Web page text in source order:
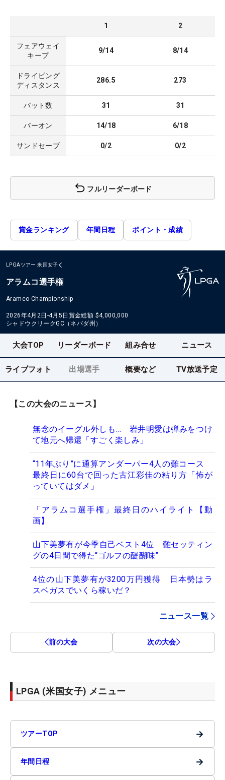
1 2
フェアウェイ
キープ
9/14 8/14
ドライビング
ディスタンス
286.5 273
パット数 31 31
パーオン 14/18 6/18
サンドセーブ 0/2 0/2
フルリーダーボード
賞金ランキング 年間日程 ポイント・成績
LPGAツアー 米国女子
アラムコ選手権
Aramco Championship
2026年4月2日-4月5日 賞金総額 $4,000,000
シャドウクリークGC（ネバダ州）
大会TOP リーダーボード 組み合せ ニュース
ライブフォト 出場選手 概要など TV放送予定
【この大会のニュース】
無念のイーグル外しも… 岩井明愛は弾みをつけ
て地元へ帰還「すごく楽しみ」
“11年ぶり”に通算アンダーパー4人の難コース
最終日に60台で回った古江彩佳の粘り方「怖が
っていてはダメ」
「アラムコ選手権」最終日のハイライト【動
画】
山下美夢有が今季自己ベスト4位 難セッティン
グの4日間で得た“ゴルフの醍醐味”
4位の山下美夢有が3200万円獲得 日本勢はラ
スベガスでいくら稼いだ？
ニュース一覧
前の大会 次の大会
LPGA (米国女子) メニュー
ツアーTOP →
年間日程 →